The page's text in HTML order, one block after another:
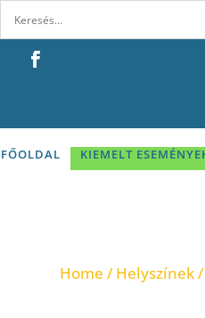
FŐOLDAL KIEMELT
Home /Helyszínek/